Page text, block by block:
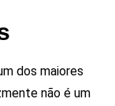
dos maiores
não é um